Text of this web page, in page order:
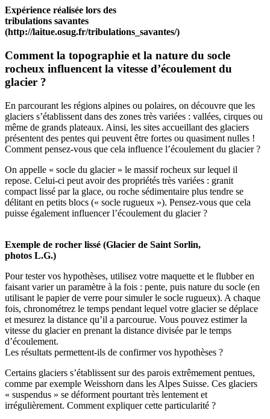
Expérience réalisée lors des
tribulations savantes
(http://laitue.osug.fr/tribulations_savantes/)
Comment la topographie et la nature du socle
rocheux influencent la vitesse d’écoulement du
glacier ?
En parcourant les régions alpines ou polaires, on découvre que les
glaciers s’établissent dans des zones très variées : vallées, cirques ou
même de grands plateaux. Ainsi, les sites accueillant des glaciers
présentent des pentes qui peuvent être fortes ou quasiment nulles !
Comment pensez-vous que cela influence l’écoulement du glacier ?
On appelle « socle du glacier » le massif rocheux sur lequel il
repose. Celui-ci peut avoir des propriétés très variées : granit
compact lissé par la glace, ou roche sédimentaire plus tendre se
délitant en petits blocs (« socle rugueux »). Pensez-vous que cela
puisse également influencer l’écoulement du glacier ?
Exemple de rocher lissé (Glacier de Saint Sorlin,
photos L.G.)
Pour tester vos hypothèses, utilisez votre maquette et le flubber en
faisant varier un paramètre à la fois : pente, puis nature du socle (en
utilisant le papier de verre pour simuler le socle rugueux). A chaque
fois, chronométrez le temps pendant lequel votre glacier se déplace
et mesurez la distance qu’il a parcourue. Vous pouvez estimer la
vitesse du glacier en prenant la distance divisée par le temps
d’écoulement.
Les résultats permettent-ils de confirmer vos hypothèses ?
Certains glaciers s’établissent sur des parois extrêmement pentues,
comme par exemple Weisshorn dans les Alpes Suisse. Ces glaciers
« suspendus » se déforment pourtant très lentement et
irrégulièrement. Comment expliquer cette particularité ?